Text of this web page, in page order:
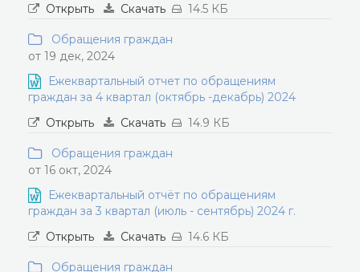
Открыть
Скачать 14.5 КБ
Обращения граждан
от 19 дек, 2024
Ежеквартальный отчет по обращениям
граждан за 4 квартал (октябрь -декабрь) 2024
Открыть
Скачать 14.9 КБ
Обращения граждан
от 16 окт, 2024
Ежеквартальный отчёт по обращениям
граждан за 3 квартал (июль - сентябрь) 2024 г.
Открыть
Скачать 14.6 КБ
Обращения граждан